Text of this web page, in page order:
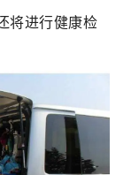
将进行健康检